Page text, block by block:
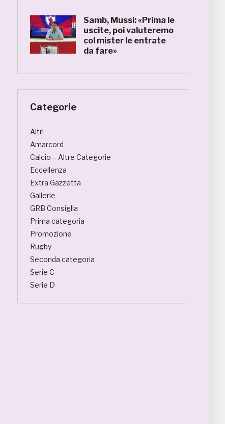
Samb, Mussi: «Prima le
uscite, poi valuteremo
col mister le entrate
da fare»
Categorie
Altri
Amarcord
Calcio – Altre Categorie
Eccellenza
Extra Gazzetta
Gallerie
GRB Consiglia
Prima categoria
Promozione
Rugby
Seconda categoria
Serie C
Serie D